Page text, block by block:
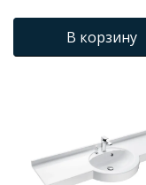
В корзину